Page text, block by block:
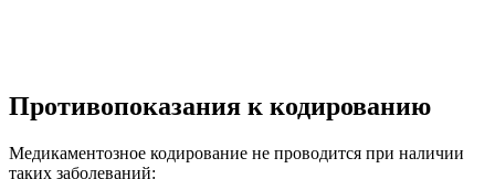
Противопоказания к кодированию
Медикаментозное кодирование не проводится при наличии
таких заболеваний: